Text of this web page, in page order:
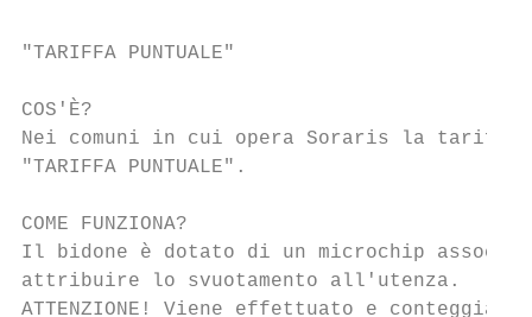
"TARIFFA PUNTUALE"
COS'È?
Nei comuni in cui opera Soraris la
"TARIFFA PUNTUALE".
COME FUNZIONA?
Il bidone è dotato di un microchip
attribuire lo svuotamento all'utenza.
ATTENZIONE! Viene effettuato e